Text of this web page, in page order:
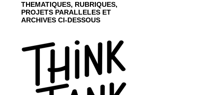
THEMATIQUES, RUBRIQUES,
PROJETS PARALLELES ET
ARCHIVES CI-DESSOUS